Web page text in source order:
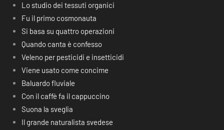
Lo studio dei tessuti organici
Fu il primo cosmonauta
Si basa su quattro operazioni
Quando canta è confesso
Veleno per pesticidi e insetticidi
Viene usato come concime
Baluardo fluviale
Con il caffè fa il cappuccino
Suona la sveglia
Il grande naturalista svedese